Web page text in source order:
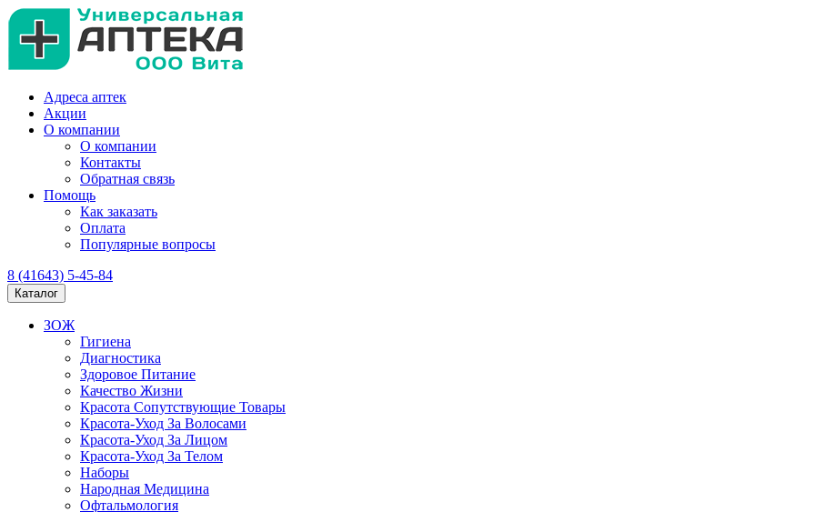
Адреса аптек
Акции
О компании
О компании
Контакты
Обратная связь
Помощь
Как заказать
Оплата
Популярные вопросы
8 (41643) 5-45-84
Каталог
ЗОЖ
Гигиена
Диагностика
Здоровое Питание
Качество Жизни
Красота Сопутствующие Товары
Красота-Уход За Волосами
Красота-Уход За Лицом
Красота-Уход За Телом
Наборы
Народная Медицина
Офтальмология